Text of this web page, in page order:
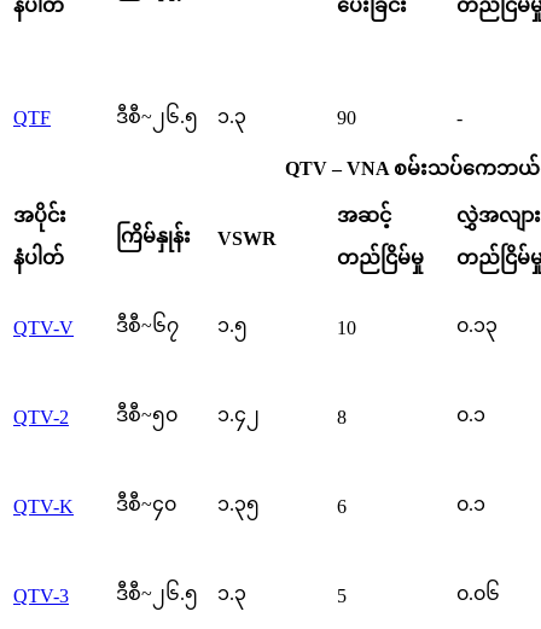
နံပါတ် ပေးခြင်း တည်ငြိမ်
QTF ဒီစီ~၂၆.၅ ၁.၃ 90 -
QTV – VNA စမ်းသပ်ကေဘ
အပိုင်း
နံပါတ်
ကြိမ်နှုန်း VSWR
အဆင့်
တည်ငြိမ်မှု
လွှဲအလျား
တည်ငြိမ်
QTV-V ဒီစီ~၆၇ ၁.၅ 10 ၀.၁၃
QTV-2 ဒီစီ~၅၀ ၁.၄၂ 8 ၀.၁
QTV-K ဒီစီ~၄၀ ၁.၃၅ 6 ၀.၁
QTV-3 ဒီစီ~၂၆.၅ ၁.၃ 5 ၀.၀၆